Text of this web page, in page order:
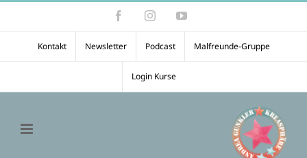
springen
FacebookInstagramYouTube
Kontakt Newsletter Podcast Malfreunde-Gruppe
Login Kurse